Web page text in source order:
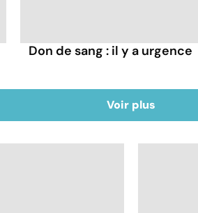
Don de sang : il y a urgence
Voir plus